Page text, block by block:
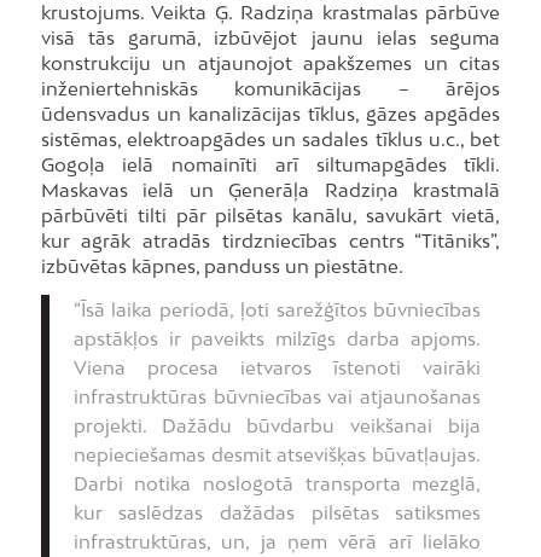
krustojums. Veikta Ģ. Radziņa krastmalas pārbūve
visā tās garumā, izbūvējot jaunu ielas seguma
konstrukciju un atjaunojot apakšzemes un citas
inženiertehniskās komunikācijas – ārējos
ūdensvadus un kanalizācijas tīklus, gāzes apgādes
sistēmas, elektroapgādes un sadales tīklus u.c., bet
Gogoļa ielā nomainīti arī siltumapgādes tīkli.
Maskavas ielā un Ģenerāļa Radziņa krastmalā
pārbūvēti tilti pār pilsētas kanālu, savukārt vietā,
kur agrāk atradās tirdzniecības centrs “Titāniks”,
izbūvētas kāpnes, panduss un piestātne.
“Īsā laika periodā, ļoti sarežģītos būvniecības
apstākļos ir paveikts milzīgs darba apjoms.
Viena procesa ietvaros īstenoti vairāki
infrastruktūras būvniecības vai atjaunošanas
projekti. Dažādu būvdarbu veikšanai bija
nepieciešamas desmit atsevišķas būvatļaujas.
Darbi notika noslogotā transporta mezglā,
kur saslēdzas dažādas pilsētas satiksmes
infrastruktūras, un, ja ņem vērā arī lielāko